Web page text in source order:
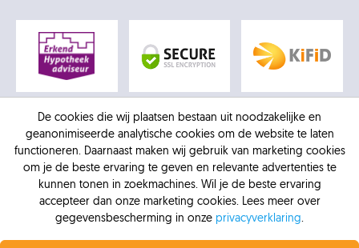
© 2026 - AFM: 12016770 -Kifid: 300.012307 -KVK:
De cookies die wij plaatsen bestaan uit noodzakelijke en
geanonimiseerde analytische cookies om de website te laten
functioneren. Daarnaast maken wij gebruik van marketing cookies
om je de beste ervaring te geven en relevante advertenties te
kunnen tonen in zoekmachines. Wil je de beste ervaring
accepteer dan onze marketing cookies. Lees meer over
gegevensbescherming in onze privacyverklaring.
Profiteer nu van de laagste rente.Vanaf 6,4% vaste